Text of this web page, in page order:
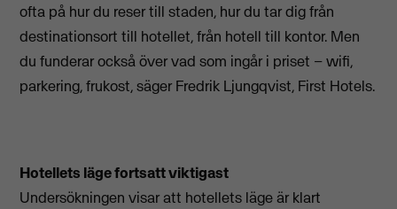
ofta på hur du reser till staden, hur du tar dig från
destinationsort till hotellet, från hotell till kontor. Men
du funderar också över vad som ingår i priset – wifi,
parkering, frukost, säger Fredrik Ljungqvist, First Hotels.
Hotellets läge fortsatt viktigast
Undersökningen visar att hotellets läge är klart